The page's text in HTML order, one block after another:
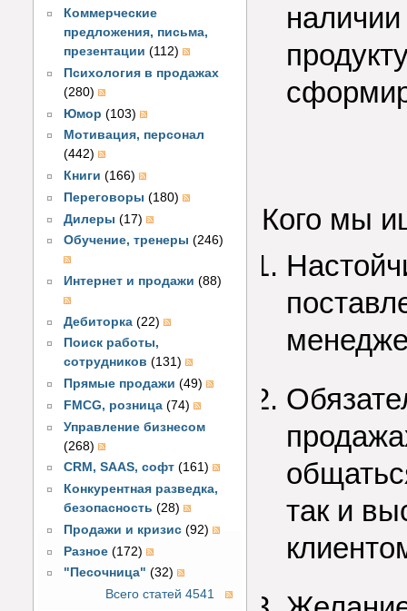
Коммерческие
предложения, письма,
презентации (112)
Психология в продажах
(280)
Юмор (103)
Мотивация, персонал
(442)
Книги (166)
Переговоры (180)
Дилеры (17)
Обучение, тренеры (246)
Интернет и продажи (88)
Дебиторка (22)
Поиск работы,
сотрудников (131)
Прямые продажи (49)
FMCG, розница (74)
Управление бизнесом
(268)
CRM, SAAS, софт (161)
Конкурентная разведка,
безопасность (28)
Продажи и кризис (92)
Разное (172)
"Песочница" (32)
Всего статей 4541
Кого мы
так и